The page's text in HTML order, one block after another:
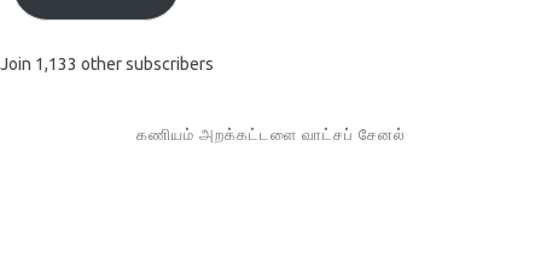
Join 1,133 other subscribers
கணியம் அறக்கட்டளை வாட்சப் சேனல்